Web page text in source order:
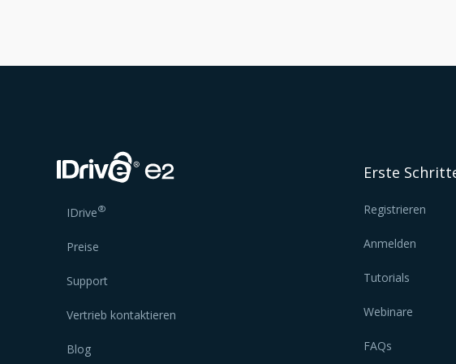
IDrive®
Preise
Support
Vertrieb kontaktieren
Blog
Erste
Registrieren
Anmelden
Tutorials
Webinare
FAQs